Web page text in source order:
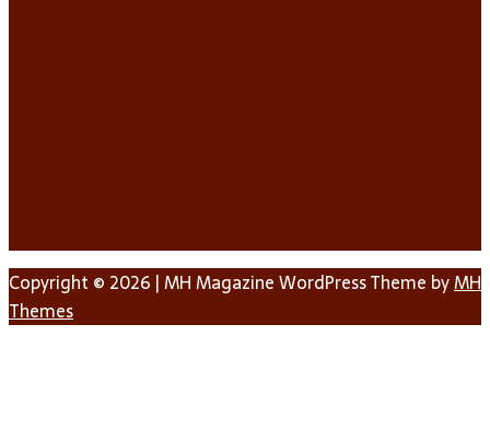
Copyright © 2026 | MH Magazine WordPress Theme byMH
Themes